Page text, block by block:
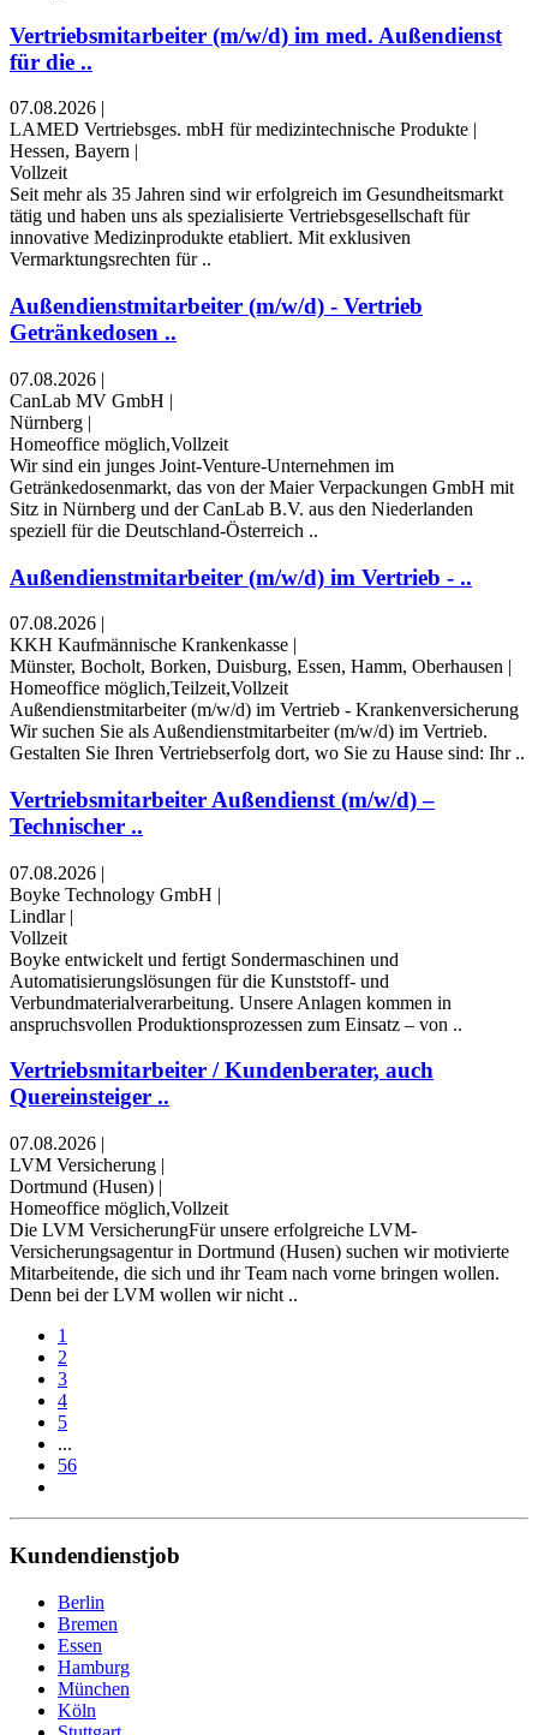
Vertriebsmitarbeiter (m/w/d) im med. Außendienst
für die ..
07.08.2026 |
LAMED Vertriebsges. mbH für medizintechnische Produkte |
Hessen, Bayern |
Vollzeit
Seit mehr als 35 Jahren sind wir erfolgreich im Gesundheitsmarkt
tätig und haben uns als spezialisierte Vertriebsgesellschaft für
innovative Medizinprodukte etabliert. Mit exklusiven
Vermarktungsrechten für ..
Außendienstmitarbeiter (m/w/d) - Vertrieb
Getränkedosen ..
07.08.2026 |
CanLab MV GmbH |
Nürnberg |
Homeoffice möglich,Vollzeit
Wir sind ein junges Joint-Venture-Unternehmen im
Getränkedosenmarkt, das von der Maier Verpackungen GmbH mit
Sitz in Nürnberg und der CanLab B.V. aus den Niederlanden
speziell für die Deutschland-Österreich ..
Außendienstmitarbeiter (m/w/d) im Vertrieb - ..
07.08.2026 |
KKH Kaufmännische Krankenkasse |
Münster, Bocholt, Borken, Duisburg, Essen, Hamm, Oberhausen |
Homeoffice möglich,Teilzeit,Vollzeit
Außendienstmitarbeiter (m/w/d) im Vertrieb - Krankenversicherung
Wir suchen Sie als Außendienstmitarbeiter (m/w/d) im Vertrieb.
Gestalten Sie Ihren Vertriebserfolg dort, wo Sie zu Hause sind: Ihr ..
Vertriebsmitarbeiter Außendienst (m/w/d) –
Technischer ..
07.08.2026 |
Boyke Technology GmbH |
Lindlar |
Vollzeit
Boyke entwickelt und fertigt Sondermaschinen und
Automatisierungslösungen für die Kunststoff- und
Verbundmaterialverarbeitung. Unsere Anlagen kommen in
anspruchsvollen Produktionsprozessen zum Einsatz – von ..
Vertriebsmitarbeiter / Kundenberater, auch
Quereinsteiger ..
07.08.2026 |
LVM Versicherung |
Dortmund (Husen) |
Homeoffice möglich,Vollzeit
Die LVM VersicherungFür unsere erfolgreiche LVM-
Versicherungsagentur in Dortmund (Husen) suchen wir motivierte
Mitarbeitende, die sich und ihr Team nach vorne bringen wollen.
Denn bei der LVM wollen wir nicht ..
1
2
3
4
5
...
56
Kundendienstjob
Berlin
Bremen
Essen
Hamburg
München
Köln